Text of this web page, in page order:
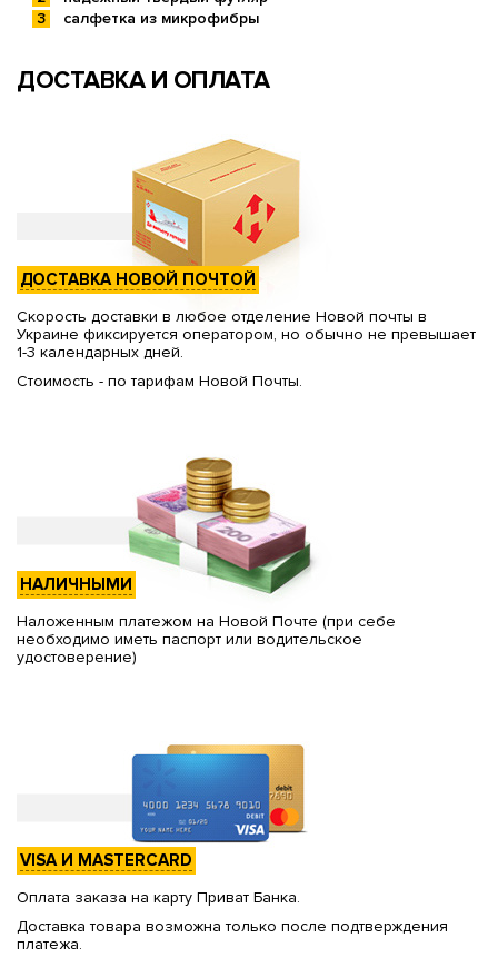
салфетка из микрофибры
ДОСТАВКА И ОПЛАТА
ДОСТАВКА НОВОЙ ПОЧТОЙ
Скорость доставки в любое отделение Новой почты в
Украине фиксируется оператором, но обычно не превышает
1-3 календарных дней.
Стоимость - по тарифам Новой Почты.
НАЛИЧНЫМИ
Наложенным платежом на Новой Почте (при себе
необходимо иметь паспорт или водительское
удостоверение)
VISA И MASTERCARD
Оплата заказа на карту Приват Банка.
Доставка товара возможна только после подтверждения
платежа.